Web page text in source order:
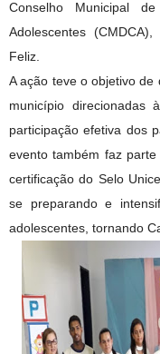
Conselho Municipal
Adolescentes
Feliz.
A ação teve o objetivo
município direcionadas
participação efetiva dos
evento também faz
certificação do Selo
se preparando e
adolescentes, tornando